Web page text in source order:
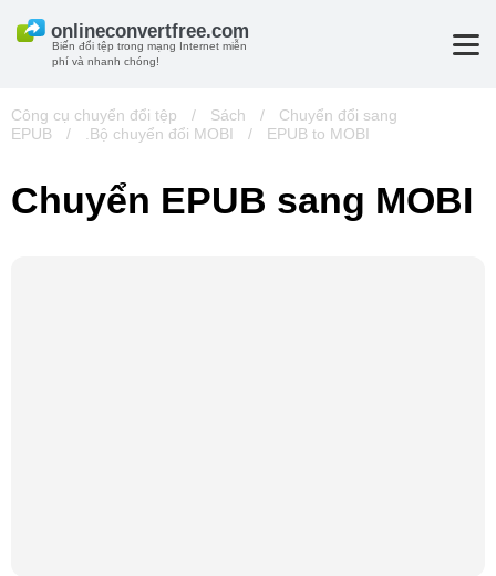
Biến đổi tệp trong mạng Internet miễn
phí và nhanh chóng!
Công cụ chuyển đổi tệp / Sách /
Chuyển đổi sang
EPUB
/ .Bộ chuyển đổi MOBI / EPUB to MOBI
Chuyển EPUB sang MOBI